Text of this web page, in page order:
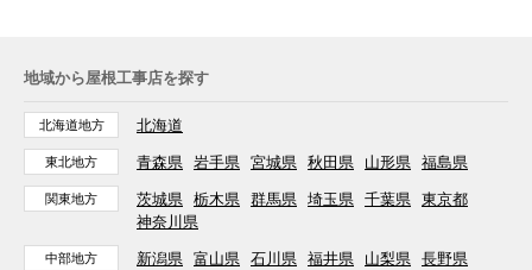
地域から屋根工事店を探す
北海道地方 北海道
東北地方 青森県 岩手県 宮城県 秋田県 山形県 福島県
関東地方 茨城県 栃木県 群馬県 埼玉県 千葉県 東京都
神奈川県
中部地方 新潟県 富山県 石川県 福井県 山梨県 長野県